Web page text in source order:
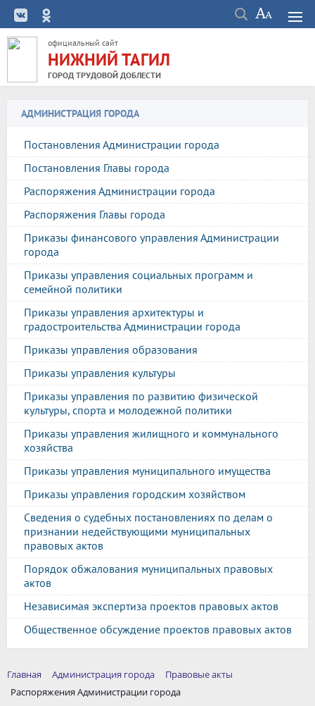
официальный сайт
НИЖНИЙ ТАГИЛ
ГОРОД ТРУДОВОЙ ДОБЛЕСТИ
АДМИНИСТРАЦИЯ ГОРОДА
Постановления Администрации города
Постановления Главы города
Распоряжения Администрации города
Распоряжения Главы города
Приказы финансового управления Администрации
города
Приказы управления социальных программ и
семейной политики
Приказы управления архитектуры и
градостроительства Администрации города
Приказы управления образования
Приказы управления культуры
Приказы управления по развитию физической
культуры, спорта и молодежной политики
Приказы управления жилищного и коммунального
хозяйства
Приказы управления муниципального имущества
Приказы управления городским хозяйством
Сведения о судебных постановлениях по делам о
признании недействующими муниципальных
правовых актов
Порядок обжалования муниципальных правовых
актов
Независимая экспертиза проектов правовых актов
Общественное обсуждение проектов правовых актов
Главная Администрация города
Правовые акты
Распоряжения Администрации города